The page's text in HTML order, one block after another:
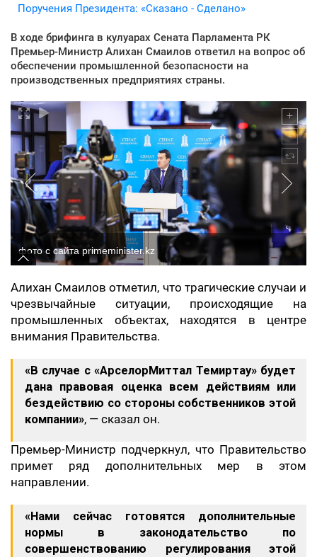
Поручения Президента: «Сказано - Сделано»
В ходе брифинга в кулуарах Сената Парламента РК
Премьер-Министр Алихан Смаилов ответил на вопрос об
обеспечении промышленной безопасности на
производственных предприятиях страны.
фото с сайта primeminister.kz
Алихан Смаилов отметил, что трагические случаи и
чрезвычайные ситуации, происходящие на
промышленных объектах, находятся в центре
внимания Правительства.
«В случае с «АрселорМиттал Темиртау» будет
дана правовая оценка всем действиям или
бездействию со стороны собственников этой
компании», — сказал он.
Премьер-Министр подчеркнул, что Правительство
примет ряд дополнительных мер в этом
направлении.
«Нами сейчас готовятся дополнительные
нормы в законодательство по
совершенствованию регулирования этой